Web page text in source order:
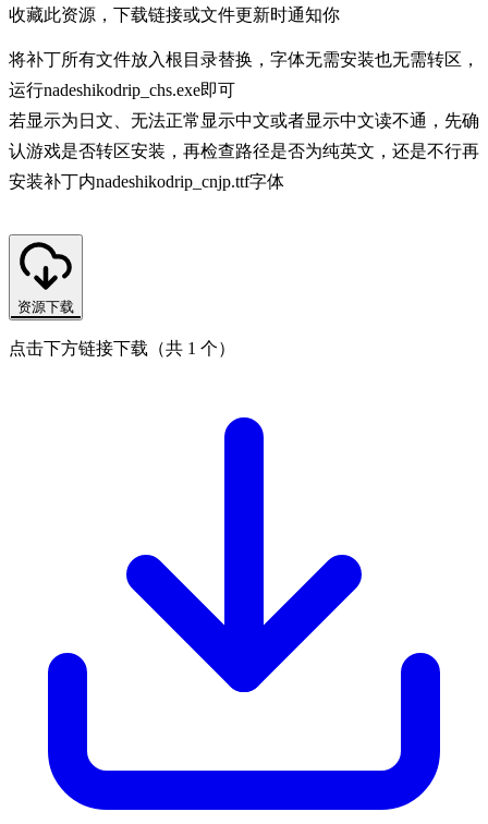
收藏此资源，下载链接或文件更新时通知你
将补丁所有文件放入根目录替换，字体无需安装也无需转区，
运行nadeshikodrip_chs.exe即可
若显示为日文、无法正常显示中文或者显示中文读不通，先确
认游戏是否转区安装，再检查路径是否为纯英文，还是不行再
安装补丁内nadeshikodrip_cnjp.ttf字体
资源下载
点击下方链接下载（共 1 个）